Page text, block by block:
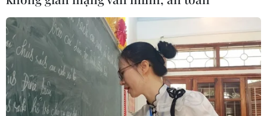
giải giáp Hezbollah tại Nam Liban
04/08/2026 22:42
Xem thêm